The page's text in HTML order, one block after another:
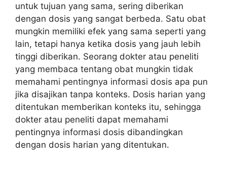
untuk tujuan yang sama, sering diberikan
dengan dosis yang sangat berbeda. Satu obat
mungkin memiliki efek yang sama seperti yang
lain, tetapi hanya ketika dosis yang jauh lebih
tinggi diberikan. Seorang dokter atau peneliti
yang membaca tentang obat mungkin tidak
memahami pentingnya informasi dosis apa pun
jika disajikan tanpa konteks. Dosis harian yang
ditentukan memberikan konteks itu, sehingga
dokter atau peneliti dapat memahami
pentingnya informasi dosis dibandingkan
dengan dosis harian yang ditentukan.